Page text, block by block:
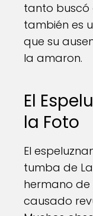
tanto buscó
también es
que su
la amaron.
El
la Foto
El
tumba de
hermano de
causado